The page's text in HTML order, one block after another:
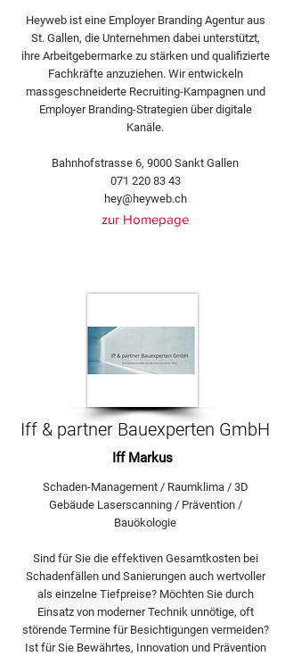
Heyweb ist eine Employer Branding Agentur aus
St. Gallen, die Unternehmen dabei unterstützt,
ihre Arbeitgebermarke zu stärken und qualifizierte
Fachkräfte anzuziehen. Wir entwickeln
massgeschneiderte Recruiting-Kampagnen und
Employer Branding-Strategien über digitale
Kanäle.
Bahnhofstrasse 6, 9000 Sankt Gallen
071 220 83 43
hey@heyweb.ch
zur Homepage
Iff & partner Bauexperten GmbH
Iff Markus
Schaden-Management / Raumklima / 3D
Gebäude Laserscanning / Prävention /
Bauökologie
Sind für Sie die effektiven Gesamtkosten bei
Schadenfällen und Sanierungen auch wertvoller
als einzelne Tiefpreise? Möchten Sie durch
Einsatz von moderner Technik unnötige, oft
störende Termine für Besichtigungen vermeiden?
Ist für Sie Bewährtes, Innovation und Prävention